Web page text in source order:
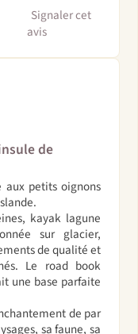
Signaler cet
avis
de
aux petits oignons
kayak lagune
sur glacier,
de qualité et
Le road book
une base parfaite
de par
sa faune, sa